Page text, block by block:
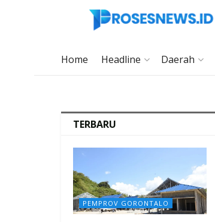
Home Headline Daerah
TERBARU
PEMPROV GORONTALO